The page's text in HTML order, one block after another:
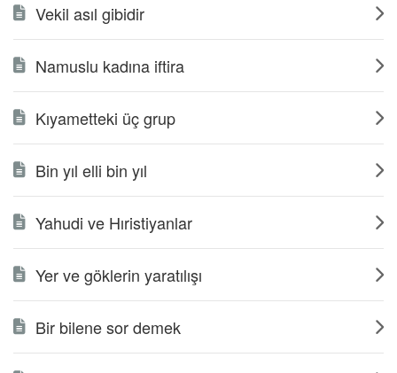
Vekil asıl gibidir
Namuslu kadına iftira
Kıyametteki üç grup
Bin yıl elli bin yıl
Yahudi ve Hıristiyanlar
Yer ve göklerin yaratılışı
Bir bilene sor demek